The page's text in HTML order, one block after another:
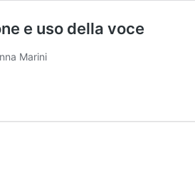
e uso della voce
Marini